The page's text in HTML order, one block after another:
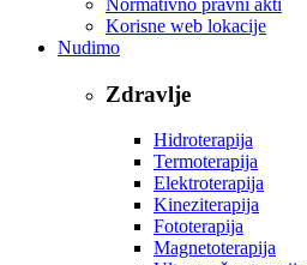
Normativno pravni akti
Korisne web lokacije
Nudimo
Zdravlje
Hidroterapija
Termoterapija
Elektroterapija
Kineziterapija
Fototerapija
Magnetoterapija